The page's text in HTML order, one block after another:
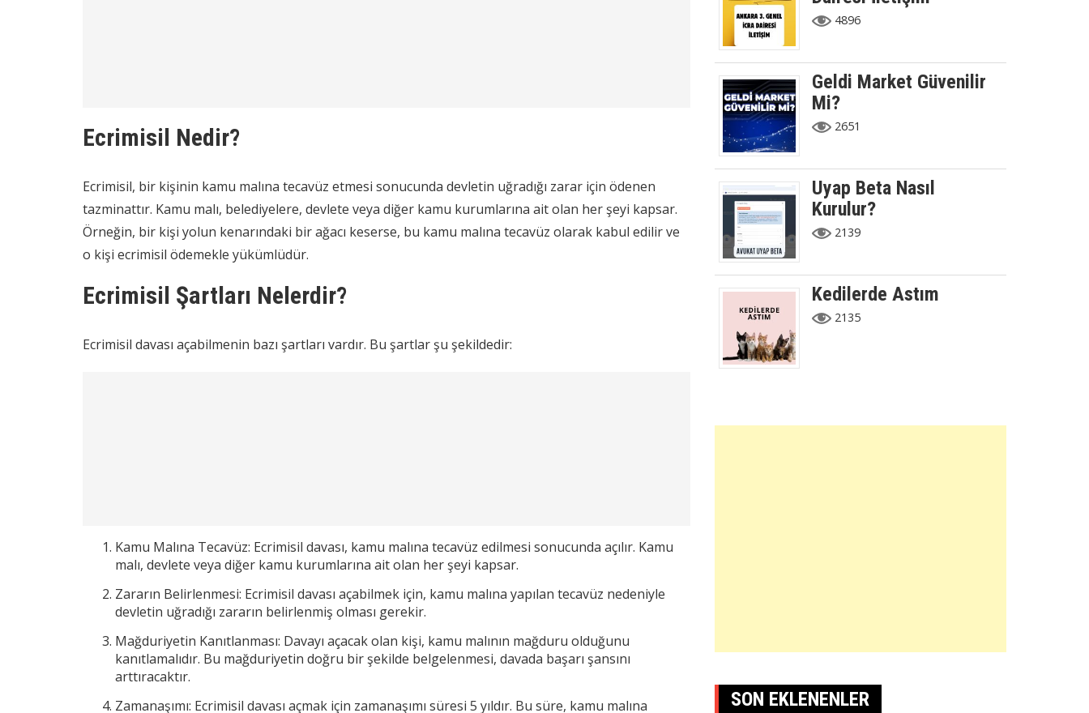
Ecrimisil Nedir?
Ecrimisil, bir kişinin kamu malına tecavüz etmesi sonucunda devletin uğradığı zarar için ödenen
tazminattır. Kamu malı, belediyelere, devlete veya diğer kamu kurumlarına ait olan her şeyi kapsar.
Örneğin, bir kişi yolun kenarındaki bir ağacı keserse, bu kamu malına tecavüz olarak kabul edilir ve
o kişi ecrimisil ödemekle yükümlüdür.
Ecrimisil Şartları Nelerdir?
Ecrimisil davası açabilmenin bazı şartları vardır. Bu şartlar şu şekildedir:
Kamu Malına Tecavüz: Ecrimisil davası, kamu malına tecavüz edilmesi sonucunda açılır. Kamu
malı, devlete veya diğer kamu kurumlarına ait olan her şeyi kapsar.
Zararın Belirlenmesi: Ecrimisil davası açabilmek için, kamu malına yapılan tecavüz nedeniyle
devletin uğradığı zararın belirlenmiş olması gerekir.
Mağduriyetin Kanıtlanması: Davayı açacak olan kişi, kamu malının mağduru olduğunu
kanıtlamalıdır. Bu mağduriyetin doğru bir şekilde belgelenmesi, davada başarı şansını
arttıracaktır.
Zamanaşımı: Ecrimisil davası açmak için zamanaşımı süresi 5 yıldır. Bu süre, kamu malına
4896
Geldi Market Güvenilir
Mi?
2651
Uyap Beta Nasıl
Kurulur?
2139
Kedilerde Astım
2135
SON EKLENENLER